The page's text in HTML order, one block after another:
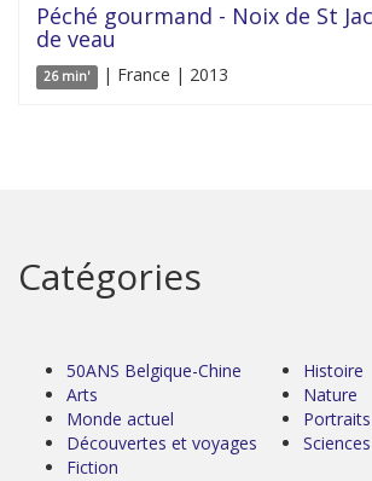
Péché gourmand - Noix de St
de veau
26 min' | France | 2013
Catégories
50ANS Belgique-Chine
Arts
Monde actuel
Découvertes et voyages
Fiction
Histoire
Nature
Portraits